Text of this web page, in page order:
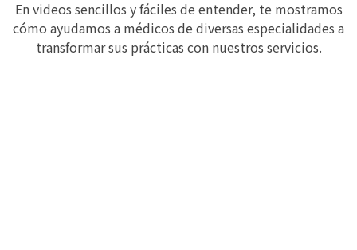
En videos sencillos y fáciles de entender, te mostramos
cómo ayudamos a médicos de diversas especialidades a
transformar sus prácticas con nuestros servicios.